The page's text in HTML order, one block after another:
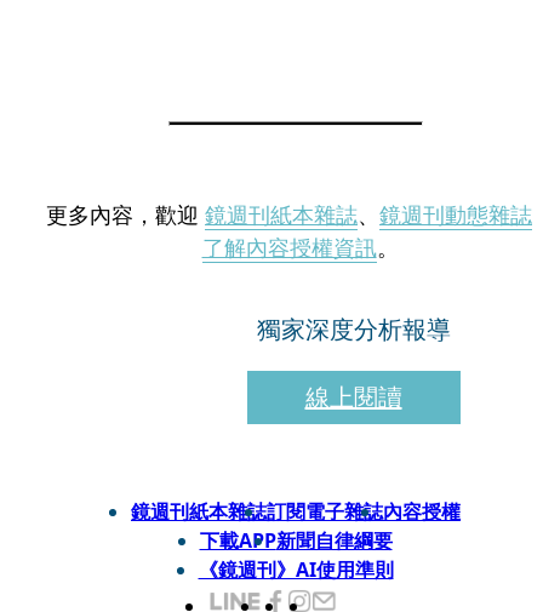
更多內容，歡迎 鏡週刊紙本雜誌、 鏡週刊動態雜誌
了解內容授權資訊。
獨家深度分析報導
線上閱讀
鏡週刊紙本雜誌訂閱電子雜誌內容授權
下載APP新聞自律綱要
《鏡週刊》AI使用準則